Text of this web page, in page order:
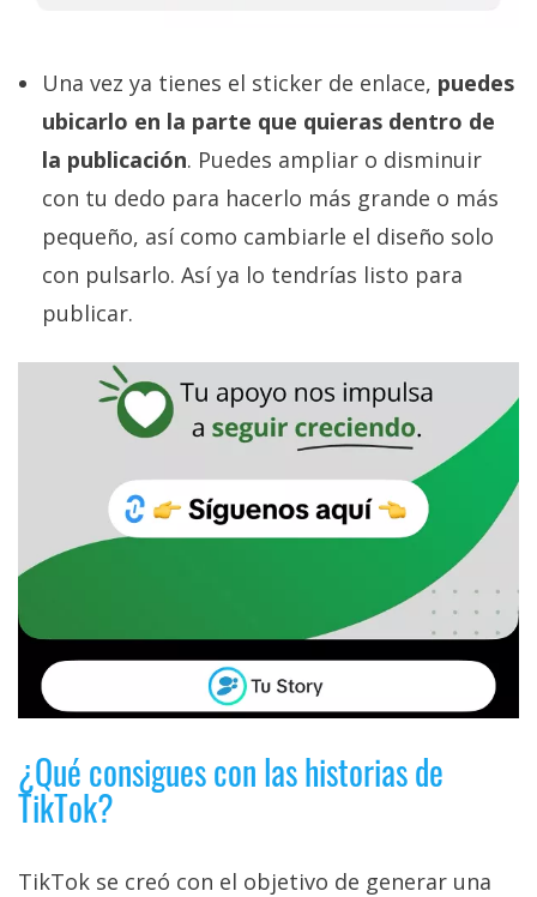
Una vez ya tienes el sticker de enlace, puedes
ubicarlo en la parte que quieras dentro de
la publicación. Puedes ampliar o disminuir
con tu dedo para hacerlo más grande o más
pequeño, así como cambiarle el diseño solo
con pulsarlo. Así ya lo tendrías listo para
publicar.
¿Qué consigues con las historias de
TikTok?
TikTok se creó con el objetivo de generar una